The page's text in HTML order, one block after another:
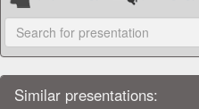
Similar presentations: